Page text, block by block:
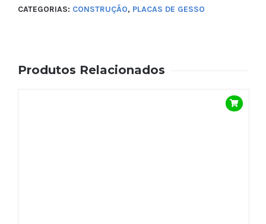
CATEGORIAS: CONSTRUÇÃO, PLACAS DE GESSO
Produtos Relacionados